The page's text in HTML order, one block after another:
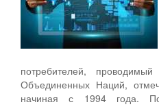
потребителей,
Объединенных Наций,
начиная с 1994 года.